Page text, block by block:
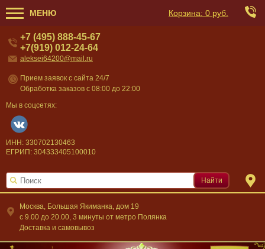
МЕНЮ Корзина: 0 руб.
Москва, Большая Якиманка, дом 19
c 9.00 до 20.00, 3 минуты от метро Полянка
Доставка и самовывоз
+7 (495) 888-45-67
+7(919) 012-24-64
aleksei64200@mail.ru
Прием заявок с сайта 24/7
Обработка заказов с 08:00 до 22:00
Мы в соцсетях:
ИНН: 330702130463
ЕГРИП: 304333405100010
Найти